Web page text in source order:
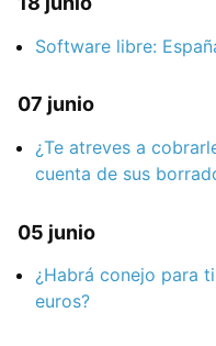
Software libre:
07 junio
¿Te atreves a
cuenta de sus
05 junio
¿Habrá conejo para
euros?